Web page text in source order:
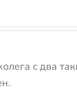
с два